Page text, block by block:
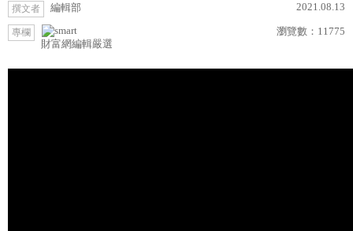
撰文者 編輯部 2021.08.13
專欄
財富網編輯嚴選
瀏覽數： 11775